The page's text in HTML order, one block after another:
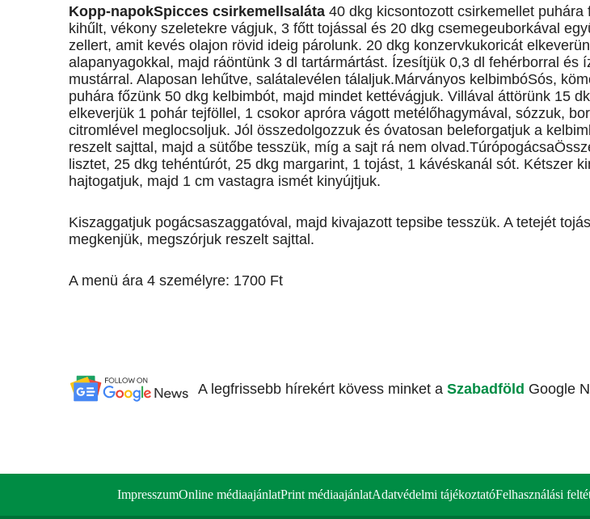
Kopp-napokSpicces csirkemellsaláta 40 dkg kicsontozott csirkemellet puhára
kihűlt, vékony szeletekre vágjuk, 3 főtt tojással és 20 dkg csemegeuborkával
zellert, amit kevés olajon rövid ideig párolunk. 20 dkg konzervkukoricát
alapanyagokkal, majd ráöntünk 3 dl tartármártást. Ízesítjük 0,3 dl fehérborral és
mustárral. Alaposan lehűtve, salátalevélen tálaljuk.Márványos kelbimbóSós,
puhára főzünk 50 dkg kelbimbót, majd mindet kettévágjuk. Villával áttörünk 15
elkeverjük 1 pohár tejföllel, 1 csokor apróra vágott metélőhagymával, sózzuk,
citromlével meglocsoljuk. Jól összedolgozzuk és óvatosan beleforgatjuk a
reszelt sajttal, majd a sütőbe tesszük, míg a sajt rá nem
lisztet, 25 dkg tehéntúrót, 25 dkg margarint, 1 tojást, 1 kávéskanál sót. Kétszer
hajtogatjuk, majd 1 cm vastagra ismét kinyújtjuk.
Kiszaggatjuk pogácsaszaggatóval, majd kivajazott tepsibe tesszük. A tetejét
megkenjük, megszórjuk reszelt sajttal.
A menü ára 4 személyre: 1700 Ft
A legfrissebb hírekért kövess minket a Szabadföld Google
ImpresszumOnline médiaajánlatPrint médiaajánlatAdatvédelmi tájékoztatóFelhasználási